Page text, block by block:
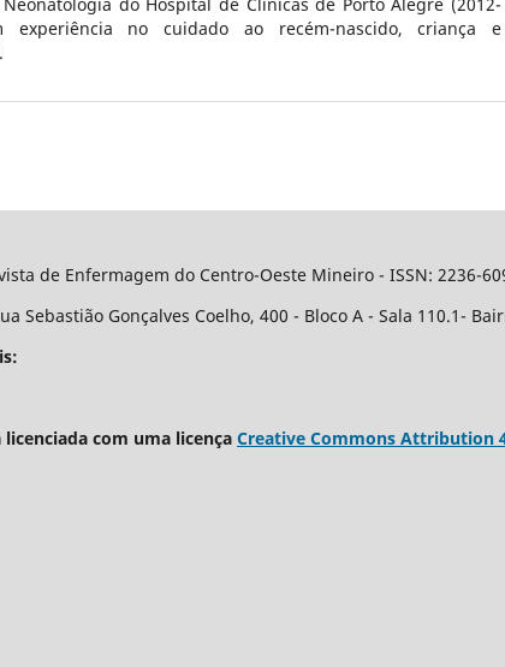
experiência no cuidado ao recém-nascido, criança e
de Enfermagem do Centro-Oeste Mineiro - ISSN: 2236-
Sebastião Gonçalves Coelho, 400 - Bloco A - Sala 110.1-
licenciada com uma licença Creative Commons Attribution